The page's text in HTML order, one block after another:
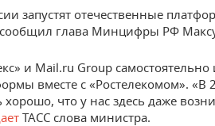
запустят отечественные
сообщил глава Минцифры РФ
и Mail.ru Group
вместе с «Ростелекомом». «В
хорошо, что у нас здесь даже
ТАСС слова министра.